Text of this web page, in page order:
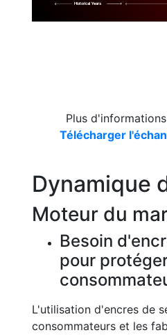
Historical Years
Plus
Télécharger
Dynamique
Moteur du
Besoin
pour
L'utilisation d'encres de
consommateurs et les